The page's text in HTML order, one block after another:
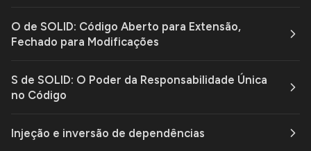
O de SOLID: Código Aberto para Extensão,
Fechado para Modificações
S de SOLID: O Poder da Responsabilidade Única
no Código
Injeção e inversão de dependências